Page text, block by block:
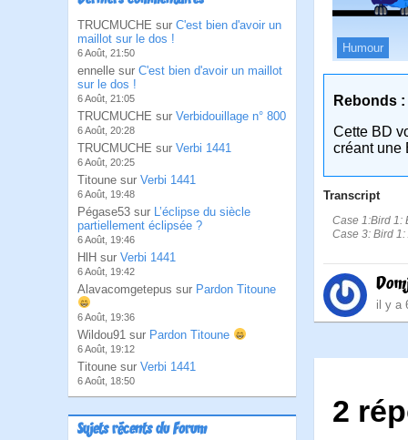
TRUCMUCHE sur C'est bien d'avoir un
maillot sur le dos !
6 Août, 21:50
ennelle sur C'est bien d'avoir un maillot
sur le dos !
6 Août, 21:05
TRUCMUCHE sur Verbidouillage n° 800
6 Août, 20:28
TRUCMUCHE sur Verbi 1441
6 Août, 20:25
Titoune sur Verbi 1441
6 Août, 19:48
Pégase53 sur L’éclipse du siècle
partiellement éclipsée ?
6 Août, 19:46
HlH sur Verbi 1441
6 Août, 19:42
Alavacomgetepus sur Pardon Titoune
6 Août, 19:36
Wildou91 sur Pardon Titoune
6 Août, 19:12
Titoune sur Verbi 1441
6 Août, 18:50
Sujets récents du Forum
Humour
Rebonds :
Cette BD
créant une
Transcript
Case 1:Bird 1:
Case 3: Bird 1:
il y a
2